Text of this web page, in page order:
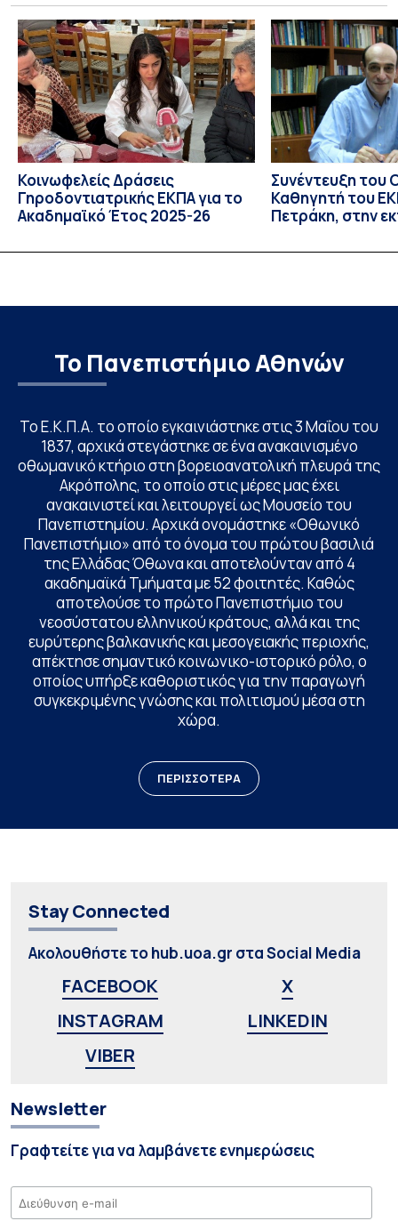
Libraries and Participatory Culture” (IMOTION), το οποίο
πραγματοποιήθηκε με διαδικτυακές και δια ζώσης
εκπαιδευτικές δράσεις από τις 3 Ιουνίου έως τις 10 Ιουλίου
2026. Το πρόγραμμα αποτελεί […]
Κοινωφελείς Δράσεις
Γηροδοντιατρικής ΕΚΠΑ για το
Ακαδημαϊκό Έτος 2025-26
Συνέντευξη του
Καθηγητή του
Πετράκη, στην
Το Πανεπιστήμιο Αθηνών
Το Ε.Κ.Π.Α. το οποίο εγκαινιάστηκε στις 3 Μαΐου του
1837, αρχικά στεγάστηκε σε ένα ανακαινισμένο
οθωμανικό κτήριο στη βορειοανατολική πλευρά της
Ακρόπολης, το οποίο στις μέρες μας έχει
ανακαινιστεί και λειτουργεί ως Μουσείο του
Πανεπιστημίου. Αρχικά ονομάστηκε «Οθωνικό
Πανεπιστήμιο» από το όνομα του πρώτου βασιλιά
της Ελλάδας Όθωνα και αποτελούνταν από 4
ακαδημαϊκά Τμήματα με 52 φοιτητές. Καθώς
αποτελούσε το πρώτο Πανεπιστήμιο του
νεοσύστατου ελληνικού κράτους, αλλά και της
ευρύτερης βαλκανικής και μεσογειακής περιοχής,
απέκτησε σημαντικό κοινωνικο-ιστορικό ρόλο, ο
οποίος υπήρξε καθοριστικός για την παραγωγή
συγκεκριμένης γνώσης και πολιτισμού μέσα στη
χώρα.
ΠΕΡΙΣΣΟΤΕΡΑ
Stay Connected
Ακολουθήστε το hub.uoa.gr στα Social Media
FACEBOOK
X
INSTAGRAM
LINKEDIN
VIBER
Newsletter
Γραφτείτε για να λαμβάνετε ενημερώσεις